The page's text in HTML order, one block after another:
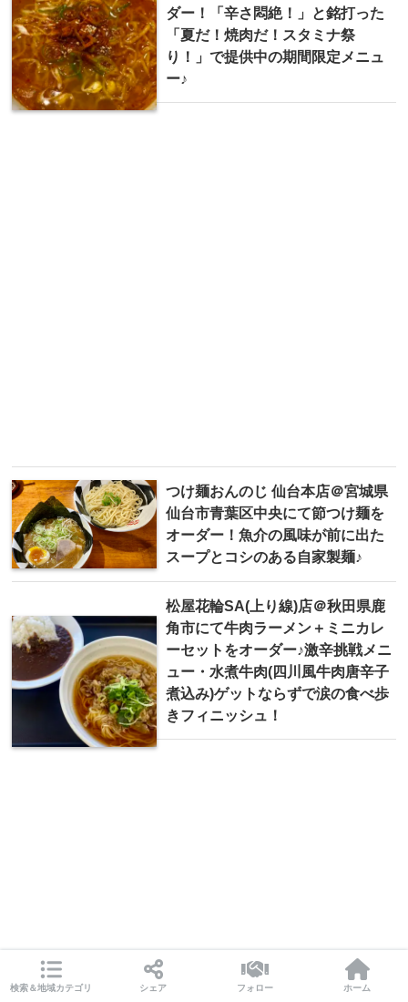
ダー！「辛さ悶絶！」と銘打った
「夏だ！焼肉だ！スタミナ祭
り！」で提供中の期間限定メニュ
ー♪
つけ麺おんのじ 仙台本店＠宮城県
仙台市青葉区中央にて節つけ麺を
オーダー！魚介の風味が前に出た
スープとコシのある自家製麺♪
松屋花輪SA(上り線)店＠秋田県鹿
角市にて牛肉ラーメン＋ミニカレ
ーセットをオーダー♪激辛挑戦メニ
ュー・水煮牛肉(四川風牛肉唐辛子
煮込み)ゲットならずで涙の食べ歩
きフィニッシュ！
検索＆地域カテゴリ シェア フォロー ホーム